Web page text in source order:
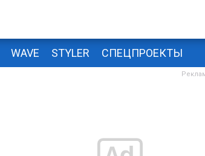
WAVE STYLER СПЕЦПРОЕКТЫ